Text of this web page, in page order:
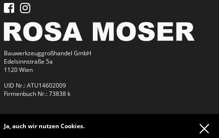
Ja, auch wir nutzen Cookies.
Bauwerkzeuggroßhandel GmbH
Edelsinnstraße 5a
1120 Wien
UID Nr.: ATU14602009
Firmenbuch Nr.: 73838 k
Kontakt